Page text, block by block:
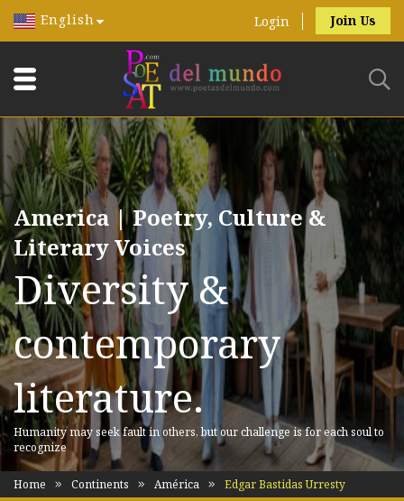
English Login Join Us
America | Poetry, Culture &
Literary Voices
Diversity &
contemporary
literature.
Humanity may seek fault in others, but our challenge is for each soul to
recognize
Home Continents América Edgar Bastidas Urresty